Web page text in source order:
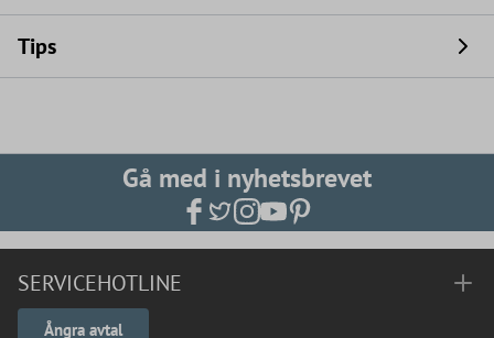
Tips
Gå med i nyhetsbrevet
SERVICEHOTLINE
Ångra avtal